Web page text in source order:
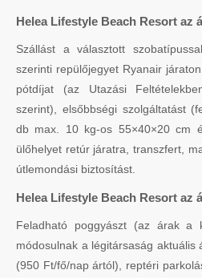
Helea Lifestyle Beach Resort az
Szállást a választott
szerinti repülőjegyet Ryanair
pótdíjat (az Utazási
szerint), elsőbbségi szolgáltatást
db max. 10 kg-os 55×40×20 cm
ülőhelyet retúr járatra, transzfert,
útlemondási biztosítást.
Helea Lifestyle Beach Resort az
Feladható poggyászt (az árak a
módosulnak a légitársaság aktuális
(950 Ft/fő/nap ártól), reptéri